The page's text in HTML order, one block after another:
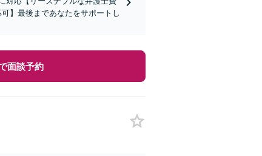
】最後まであなたをサポートし
面談予約